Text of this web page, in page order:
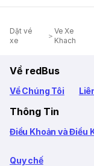
Dặt vé
xe
Ve Xe
Khach
Về redBus
Về Chúng Tôi
Thông Tin
Điều Khoản và Điều
Quy chế